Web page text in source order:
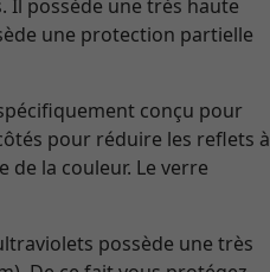
Il possède une très haute
une protection partielle
conçu pour
pour réduire les reflets à
la couleur. Le verre
possède une très